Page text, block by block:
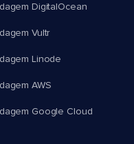
DigitalOcean
Vultr
Linode
AWS
Google Cloud